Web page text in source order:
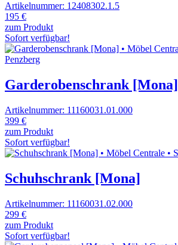
Artikelnummer: 12408302.1.5
195 €
zum Produkt
Sofort verfügbar!
Garderobenschrank [Mona]
Artikelnummer: 11160031.01.000
399 €
zum Produkt
Sofort verfügbar!
Schuhschrank [Mona]
Artikelnummer: 11160031.02.000
299 €
zum Produkt
Sofort verfügbar!